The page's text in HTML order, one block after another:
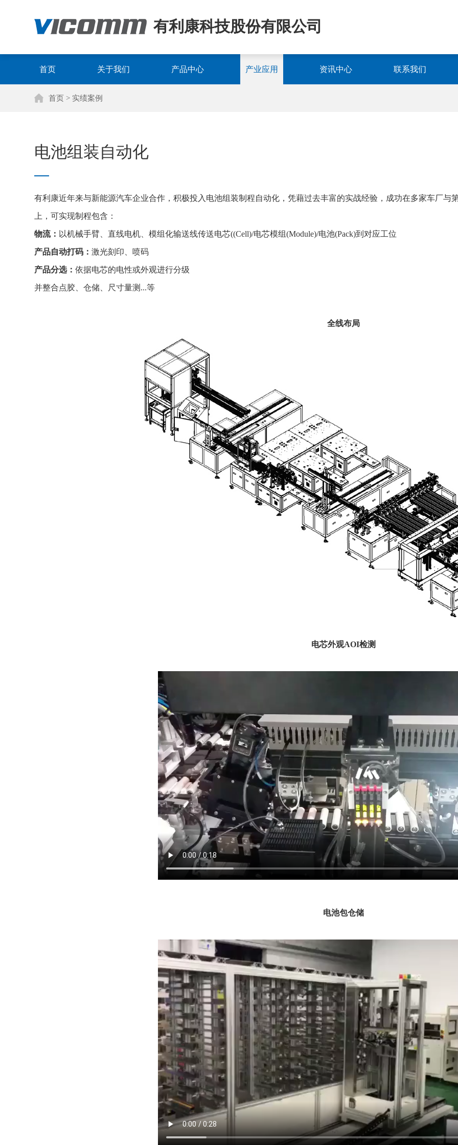
有利康科技股份有限公司
首页 关于我们 产品中心 产业应用 资讯中心 联系我们
首页 > 实绩案例
电池组装自动化
有利康近年来与新能源汽车企业合作，积极投入电池组装制程自动化，凭藉过去丰富的实战经验，成功在多家车厂与
上，可实现制程包含：
物流： 以机械手臂、直线电机、模组化输送线传送电芯((Cell)/电芯模组(Module)/电池(Pack)到对应工位
产品自动打码：激光刻印、喷码
产品分选：依据电芯的电性或外观进行分级
并整合点胶、仓储、尺寸量测...等
全线布局
电芯外观AOI检测
电池包仓储